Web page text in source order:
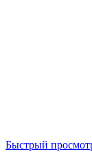
Быстрый